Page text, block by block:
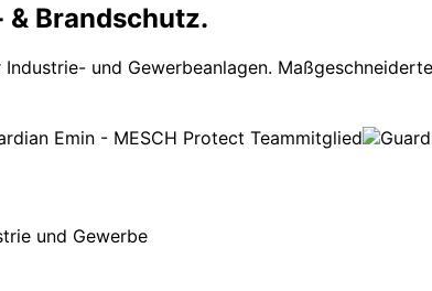
& Brandschutz.
und Gewerbeanlagen.
und Gewerbe